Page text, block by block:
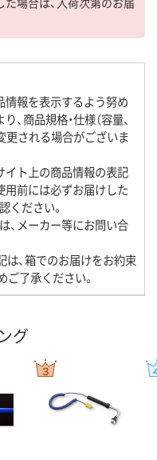
情報を表示するよう努め
商品規格・仕様（容量、
更される場合がございま
イト上の商品情報の表記
用前には必ずお届けした
ください。
、メーカー等にお問い合
は、箱でのお届けをお約束
了承ください。
グ